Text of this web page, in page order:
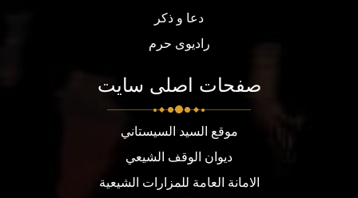
دعا و ذکر
رادیوی حرم
صفحات اصلی سایت
موقع السيد السيستاني
ديوان الوقف الشيعي
الامانة العامة للمزارات الشيعية